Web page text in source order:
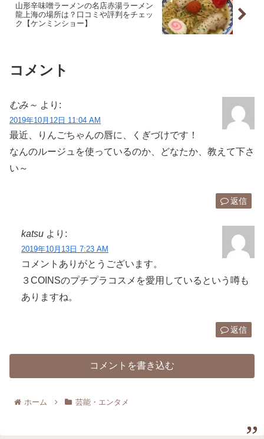
山形辛味噌ラーメンの名店赤湯ラーメン
龍上海の場所は？口コミや評判をチェッ
ク【ケンミンショー】
コメント
むみ～ より:
2019年10月12日 11:04 AM
最近、りんごちゃんの唇に、くぎづけです！
なんのルージュを使っているのか、どなたか、教えて下さ
い～
返信
katsu より:
2019年10月13日 7:23 AM
コメントありがとうございます。
３COINSのプチプラコスメを愛用しているという噂も
ありますね。
返信
コメントを書き込む
ホーム 芸能・エンタメ